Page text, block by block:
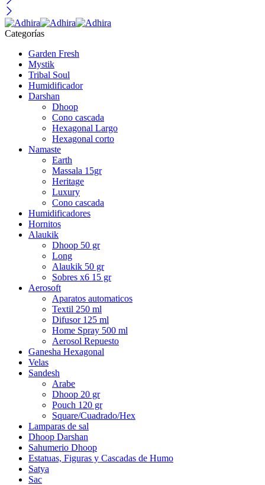
Categorías
Garden Fresh
Mystik
Tribal Soul
Humidificador
Darshan
Dhoop
Cono cascada
Hexagonal Largo
Hexagonal corto
Namaste
Earth
Massala 15gr
Heritage
Luxury
Cono cascada
Humidificadores
Hornitos
Alaukik
Dhoop 50 gr
Long
Alaukik 50 gr
Sobres x6 15 gr
Aerosoft
Aparatos automaticos
Textil 250 ml
Difusor 125 ml
Home Spray 500 ml
Aerosol Repuesto
Ganesha Hexagonal
Velas
Sandesh
Arabe
Dhoop 20 gr
Pouch 120 gr
Square/Cuadrado/Hex
Lamparas de sal
Dhoop Darshan
Sahumerio Dhoop
Estatuas, Figuras y Cascadas de Humo
Satya
Sac